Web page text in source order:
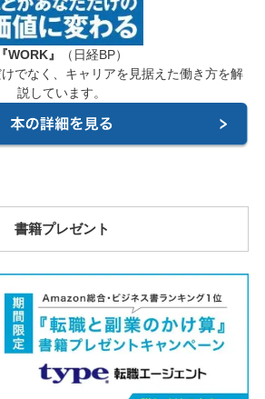
『WORK』
（日経BP）
でなく、キャリアを見据えた働き方を解
説しています。
書籍プレゼント